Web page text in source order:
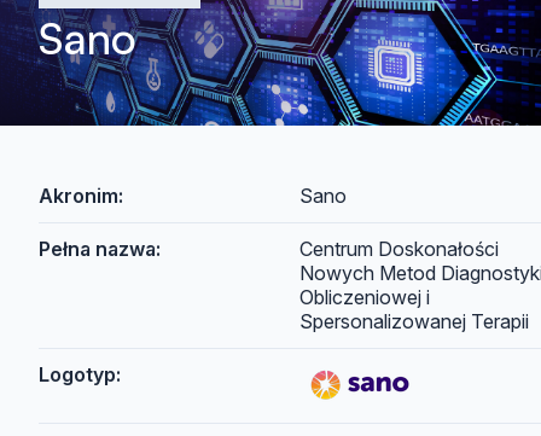
Sano
Akronim: Sano
Pełna nazwa:
Centrum Doskonałości
Nowych Metod
Obliczeniowej i
Spersonalizowanej Terapii
Logotyp: